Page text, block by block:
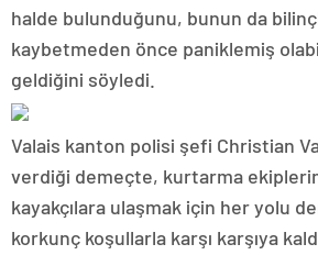
halde bulunduğunu, bunun da
kaybetmeden önce paniklemiş
geldiğini söyledi.
Valais kanton polisi şefi Christian
verdiği demeçte, kurtarma
kayakçılara ulaşmak için her yolu
korkunç koşullarla karşı karşıya